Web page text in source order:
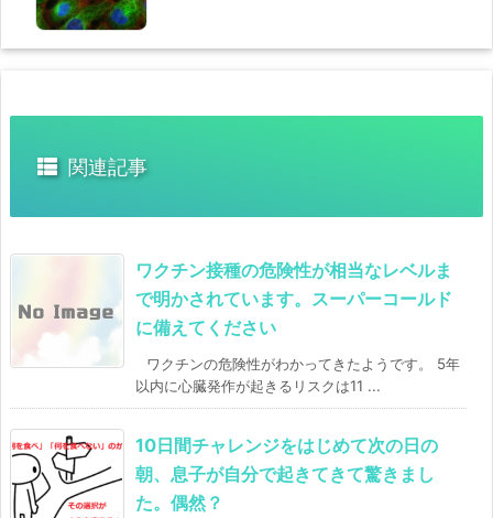
関連記事
ワクチン接種の危険性が相当なレベルま
で明かされています。スーパーコールド
に備えてください
ワクチンの危険性がわかってきたようです。 5年
以内に心臓発作が起きるリスクは11 ...
10日間チャレンジをはじめて次の日の
朝、息子が自分で起きてきて驚きまし
た。偶然？